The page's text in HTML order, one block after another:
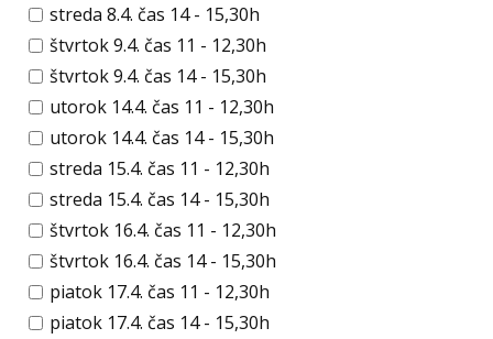
streda 8.4. čas 14 - 15,30h
štvrtok 9.4. čas 11 - 12,30h
štvrtok 9.4. čas 14 - 15,30h
utorok 14.4. čas 11 - 12,30h
utorok 14.4. čas 14 - 15,30h
streda 15.4. čas 11 - 12,30h
streda 15.4. čas 14 - 15,30h
štvrtok 16.4. čas 11 - 12,30h
štvrtok 16.4. čas 14 - 15,30h
piatok 17.4. čas 11 - 12,30h
piatok 17.4. čas 14 - 15,30h